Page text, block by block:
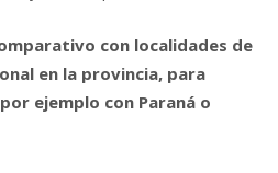
con localidades de
en la provincia, para
ejemplo con Paraná o